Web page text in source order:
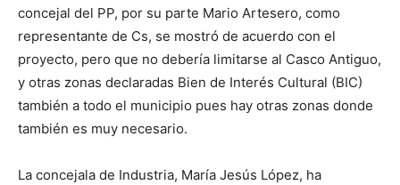
concejal del PP, por su parte Mario Artesero, como
representante de Cs, se mostró de acuerdo con el
proyecto, pero que no debería limitarse al Casco Antiguo,
y otras zonas declaradas Bien de Interés Cultural (BIC)
también a todo el municipio pues hay otras zonas donde
también es muy necesario.
La concejala de Industria, María Jesús López, ha